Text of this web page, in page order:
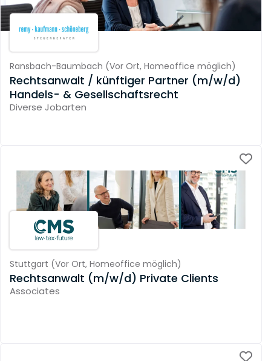
Ransbach-Baumbach (Vor Ort, Homeoffice möglich)
Rechtsanwalt / künftiger Partner (m/w/d)
Handels- & Gesellschaftsrecht
Diverse Jobarten
Stuttgart (Vor Ort, Homeoffice möglich)
Rechtsanwalt (m/w/d) Private Clients
Associates